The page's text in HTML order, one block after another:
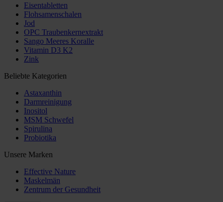
Eisentabletten
Flohsamenschalen
Jod
OPC Traubenkernextrakt
Sango Meeres Koralle
Vitamin D3 K2
Zink
Beliebte Kategorien
Astaxanthin
Darmreinigung
Inositol
MSM Schwefel
Spirulina
Probiotika
Unsere Marken
Effective Nature
Maskelmän
Zentrum der Gesundheit